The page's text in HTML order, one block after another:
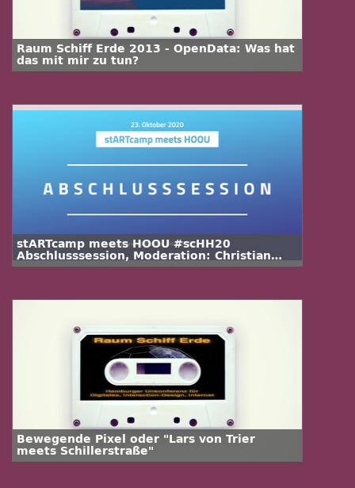
Raum Schiff Erde 2013 - OpenData: Was hat
das mit mir zu tun?
stARTcamp meets HOOU #scHH20
Abschlusssession, Moderation: Christian
Friedrich
Bewegende Pixel oder "Lars von Trier
meets Schillerstraße"